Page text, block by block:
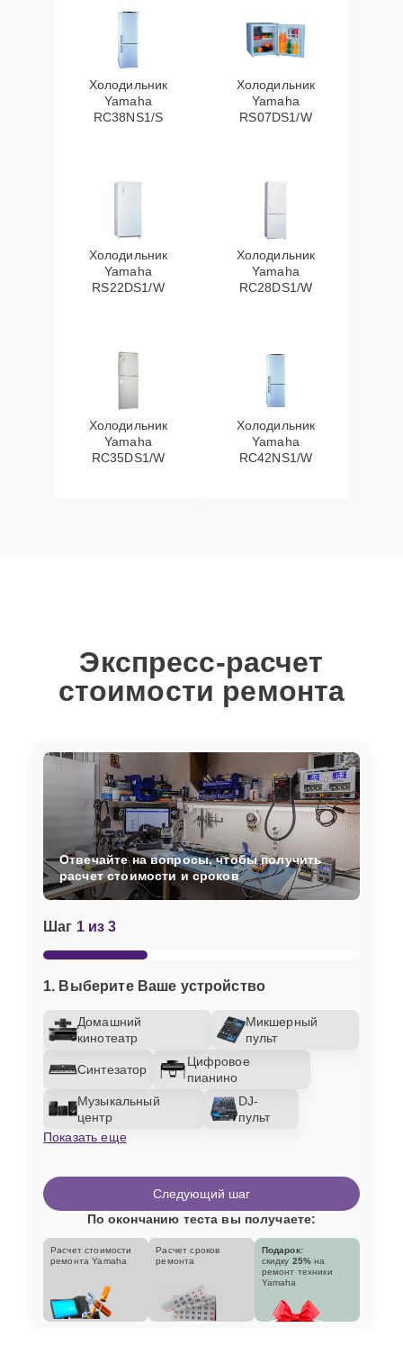
Холодильник
Yamaha
RC38NS1/S
Холодильник
Yamaha
RS07DS1/W
Холодильник
Yamaha
RS22DS1/W
Холодильник
Yamaha
RC28DS1/W
Холодильник
Yamaha
RC35DS1/W
Холодильник
Yamaha
RC42NS1/W
Экспресс-расчет
стоимости ремонта
Шаг 1 из 3
1. Выберите Ваше устройство
Домашний
кинотеатр
Микшерный
пульт
Синтезатор
Цифровое
пианино
Музыкальный
центр
DJ-
пульт
Показать еще
Отвечайте на вопросы, чтобы получить
расчет стоимости и сроков
Следующий шаг
По окончанию теста вы получаете:
Расчет стоимости
ремонта Yamaha
Расчет сроков
ремонта
Подарок:
скидку 25% на
ремонт техники
Yamaha